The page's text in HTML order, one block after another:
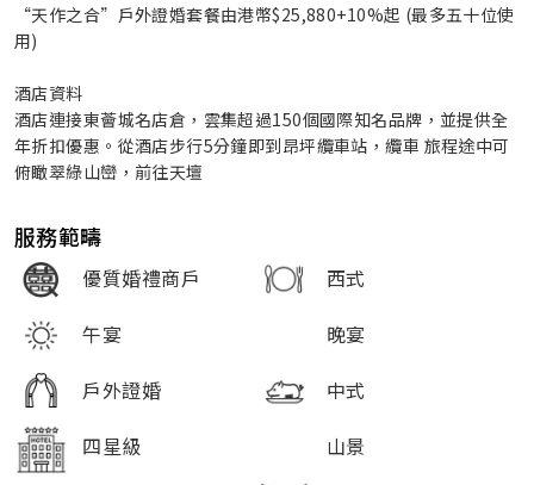
“天作之合”戶外證婚套餐由港幣$25,880+10%起 (最多五十位使
用)
酒店資料
酒店連接東薈城名店倉，雲集超過150個國際知名品牌，並提供全
年折扣優惠。從酒店步行5分鐘即到昂坪纜車站，纜車 旅程途中可
俯瞰翠綠山巒，前往天壇
服務範疇
優質婚禮商戶
西式
午宴
晚宴
戶外證婚
中式
四星級
山景